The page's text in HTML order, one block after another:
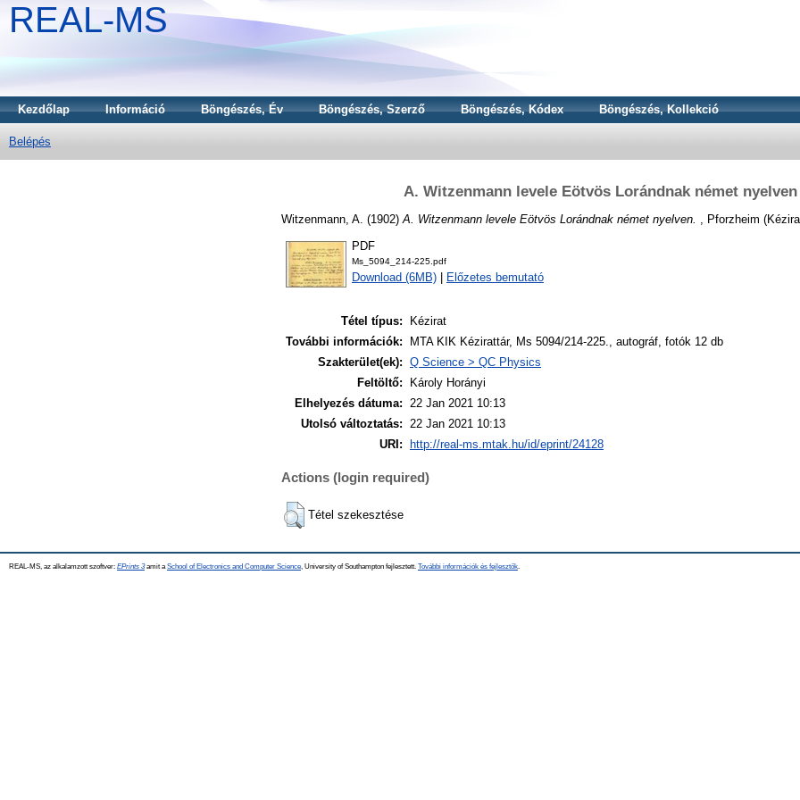
REAL-MS
Kezdőlap Információ Böngészés, Év Böngészés, Szerző Böngészés, Kódex Böngészés, Kollekció
Belépés
A. Witzenmann levele Eötvös Lorándnak német nyelven
Witzenmann, A. (1902) A. Witzenmann levele Eötvös Lorándnak német nyelven. , Pforzheim
PDF
Ms_5094_214-225.pdf
Download (6MB) Előzetes bemutató
Tétel típus:
Kézirat
További információk:
MTA KIK Kézirattár, Ms 5094/214-225., autográf, fotók 12 db
Szakterület(ek): Q Science > QC Physics
Feltöltő:
Károly Horányi
Elhelyezés dátuma: 22 Jan 2021 10:13
Utolsó változtatás: 22 Jan 2021 10:13
URI:
http://real-ms.mtak.hu/id/eprint/24128
Actions (login required)
Tétel szekesztése
REAL-MS, az alkalamzott szoftver: EPrints 3amit a School of Electronics and Computer Science , University of Southampton fejlesztett. További információk és fejlesztők